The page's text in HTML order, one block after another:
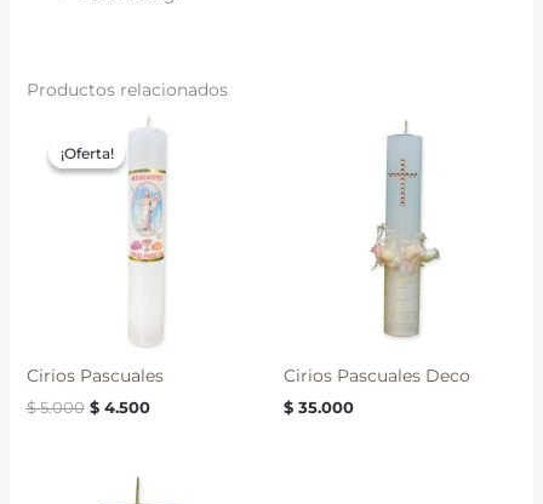
Productos relacionados
¡Oferta!
¡Oferta!
Cirios Pascuales
$5.000
original
$ 5.000.
$4.500
El
es:
$ 4.500.
Cirios Pascuales Deco
$ 35.000